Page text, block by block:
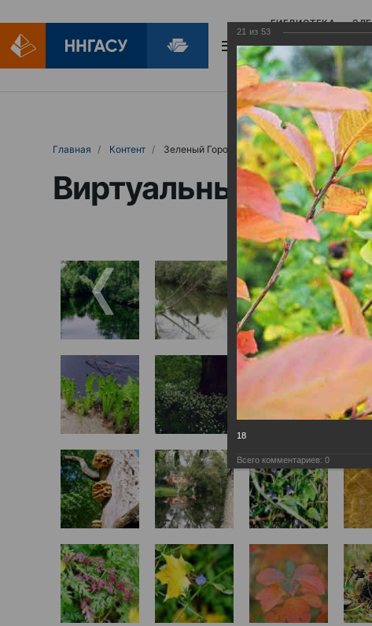
БИБЛИОТЕКА
БИБЛИОПОМОЩЬ
Главная Контент Зеленый Город
Виртуальные
21 из 53
18
Всего комментариев: 0